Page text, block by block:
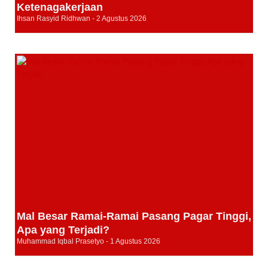
Ketenagakerjaan
Ihsan Rasyid Ridhwan 2 Agustus 2026
Mal Besar Ramai-Ramai Pasang Pagar Tinggi,
Apa yang Terjadi?
Muhammad Iqbal Prasetyo 1 Agustus 2026